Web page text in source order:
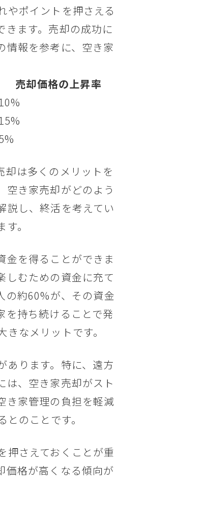
やポイントを押さえる
きます。売却の成功に
情報を参考に、空き家
売却価格の上昇率
10%
15%
却は多くのメリットを
空き家売却がどのよう
説し、終活を考えてい
。
金を得ることができま
しむための資金に充て
の約60%が、その資金
を持ち続けることで発
なメリットです。
あります。特に、遠方
は、空き家売却がスト
き家管理の負担を軽減
のことです。
押さえておくことが重
価格が高くなる傾向が